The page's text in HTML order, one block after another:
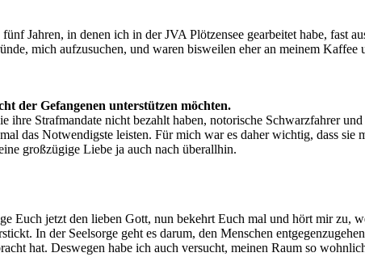
Jahren, in denen ich in der JVA Plötzensee gearbeitet habe, fast
mich aufzusuchen, und waren bisweilen eher an meinem Kaffee
der Gefangenen unterstützen möchten.
Strafmandate nicht bezahlt haben, notorische Schwarzfahrer
das Notwendigste leisten. Für mich war es daher wichtig, dass sie
großzügige Liebe ja auch nach überallhin.
jetzt den lieben Gott, nun bekehrt Euch mal und hört mir zu,
In der Seelsorge geht es darum, den Menschen
hat. Deswegen habe ich auch versucht, meinen Raum so